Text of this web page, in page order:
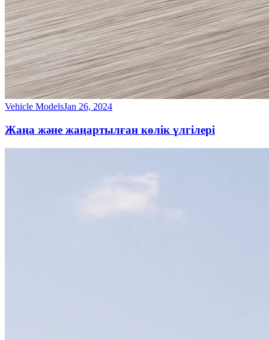
Vehicle ModelsJan 26, 2024
Жаңа және жаңартылған көлік үлгілері